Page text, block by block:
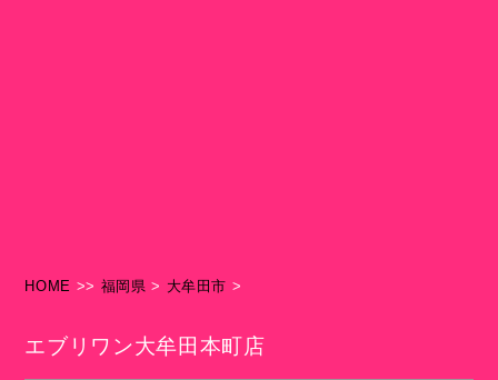
HOME >> 福岡県 > 大牟田市 >
エブリワン大牟田本町店